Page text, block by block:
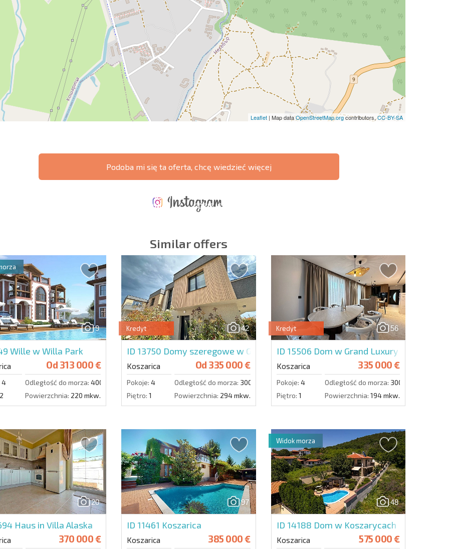
Leaflet | Map dataOpenStreetMap.orgcontributors,CC-BY-SA
Podoba mi się ta oferta, chcę wiedzieć więcej
Zapisz się do newslettera | Klikając przycisk, wyrażasz zgodę na
wykorzystanie swoich danych.
Wyślij wiadomość
ROCZNE KOSZTY
UTRZYMANIA
GDZIE JEST 6%
Similar offers
9
Wille w Willa Park
Od 313 000 €
4 Odległość do morza: 4000 m.
2 Powierzchnia: 220 mkw.
42
Kredyt
ID 13750 Domy szeregowe w Grand Village
Koszarica Od 335 000 €
Pokoje: 4 Odległość do morza: 3000 m.
Piętro: 1 Powierzchnia: 294 mkw.
56
Kredyt
ID 15506 Dom w Grand Luxury Homes
Koszarica 335 000 €
Pokoje: 4 Odległość do morza: 3000 m.
Piętro: 1 Powierzchnia: 194 mkw.
20
Haus in Villa Alaska
370 000 €
97
ID 11461 Koszarica
Koszarica 385 000 €
48
ID 14188 Dom w Koszarycach
Koszarica 575 000 €
Widok morza